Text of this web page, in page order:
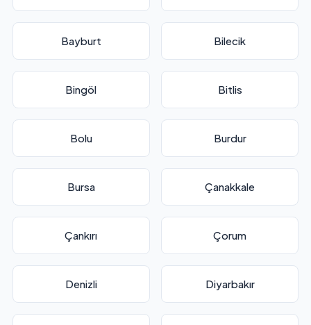
Bayburt Bilecik
Bingöl Bitlis
Bolu Burdur
Bursa Çanakkale
Çankırı Çorum
Denizli Diyarbakır